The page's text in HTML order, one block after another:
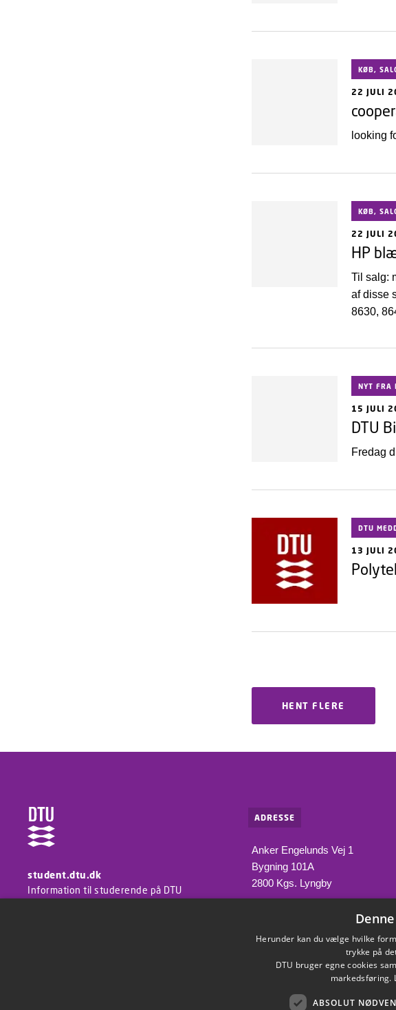
KØB,
22 JULI
looking
KØB,
22 JULI
HP
Til salg:
af disse
8630,
NYT FRA
15 JULI
DTU
Fredag
DTU
13 JULI
HENT FLERE
student.dtu.dk
Information til studerende på DTU
ADRESSE
Anker Engelunds Vej 1
Bygning 101A
2800 Kgs. Lyngby
Herunder kan du vælge hvilke
trykke på
DTU bruger egne cookies
markedsføring.
ABSOLUT